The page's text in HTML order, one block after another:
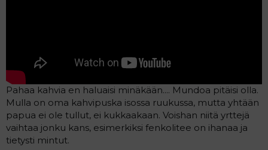
Pahaa kahvia en haluaisi minäkään.... Mundoa pitäisi olla.
Mulla on oma kahvipuska isossa ruukussa, mutta yhtään
papua ei ole tullut, ei kukkaakaan. Voishan niitä yrttejä
vaihtaa jonku kans, esimerkiksi fenkolitee on ihanaa ja
tietysti mintut.